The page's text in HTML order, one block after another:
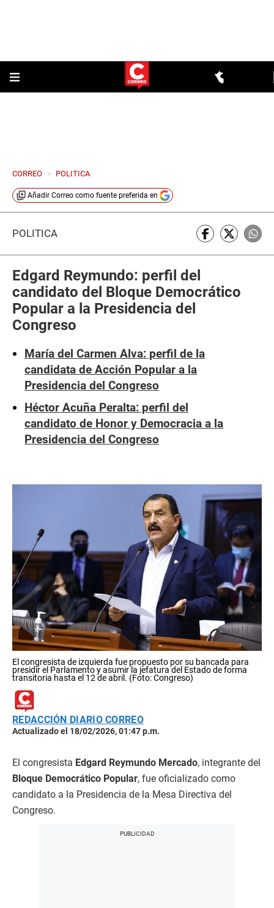
CORREO > POLITICA
Añadir Correo como fuente preferida en
POLÍTICA
Edgard Reymundo: perfil del
candidato del Bloque Democrático
Popular a la Presidencia del
Congreso
María del Carmen Alva: perfil de la
candidata de Acción Popular a la
Presidencia del Congreso
Héctor Acuña Peralta: perfil del
candidato de Honor y Democracia a la
Presidencia del Congreso
El congresista de izquierda fue propuesto por su bancada para
presidir el Parlamento y asumir la jefatura del Estado de forma
transitoria hasta el 12 de abril. (Foto: Congreso)
REDACCIÓN DIARIO CORREO
Actualizado el 18/02/2026, 01:47 p.m.
El congresista Edgard Reymundo Mercado, integrante del
Bloque Democrático Popular, fue oficializado como
candidato a la Presidencia de la Mesa Directiva del
Congreso.